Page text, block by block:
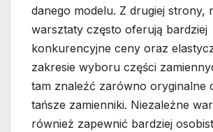
danego modelu. Z drugiej strony,
warsztaty często oferują bardziej
konkurencyjne ceny oraz
zakresie wyboru części
tam znaleźć zarówno oryginalne
tańsze zamienniki. Niezależne
również zapewnić bardziej